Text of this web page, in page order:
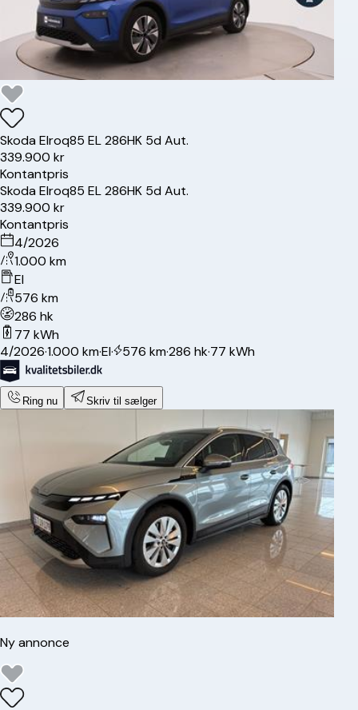
SkodaElroq85 EL 286HK 5d Aut.
339.900 kr
Kontantpris
SkodaElroq85 EL 286HK 5d Aut.
339.900 kr
Kontantpris
4/2026
1.000 km
El
576 km
286 hk
77 kWh
4/2026·1.000 km·El· 576 km·286 hk·77 kWh
Ring nu Skriv til sælger
Ny annonce